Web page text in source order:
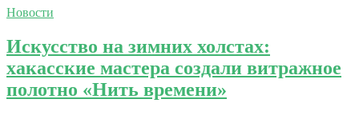
Новости
Искусство на зимних холстах:
хакасские мастера создали витражное
полотно «Нить времени»